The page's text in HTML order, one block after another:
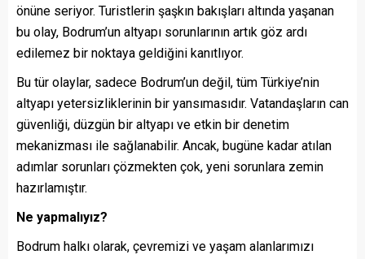
önüne seriyor. Turistlerin şaşkın bakışları altında yaşanan
bu olay, Bodrum’un altyapı sorunlarının artık göz ardı
edilemez bir noktaya geldiğini kanıtlıyor.
Bu tür olaylar, sadece Bodrum’un değil, tüm Türkiye’nin
altyapı yetersizliklerinin bir yansımasıdır. Vatandaşların can
güvenliği, düzgün bir altyapı ve etkin bir denetim
mekanizması ile sağlanabilir. Ancak, bugüne kadar atılan
adımlar sorunları çözmekten çok, yeni sorunlara zemin
hazırlamıştır.
Ne yapmalıyız?
Bodrum halkı olarak, çevremizi ve yaşam alanlarımızı